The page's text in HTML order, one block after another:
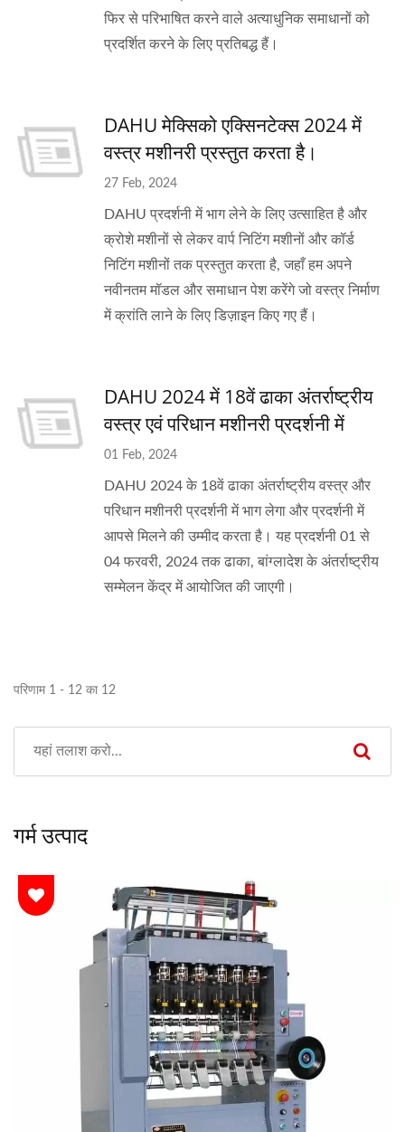
फिर से परिभाषित करने वाले अत्याधुनिक समाधानों को
प्रदर्शित करने के लिए प्रतिबद्ध हैं।
DAHU मेक्सिको एक्सिनटेक्स 2024 में
वस्त्र मशीनरी प्रस्तुत करता है।
27 Feb, 2024
DAHU प्रदर्शनी में भाग लेने के लिए उत्साहित है और
क्रोशे मशीनों से लेकर वार्प निटिंग मशीनों और कॉर्ड
निटिंग मशीनों तक प्रस्तुत करता है, जहाँ हम अपने
नवीनतम मॉडल और समाधान पेश करेंगे जो वस्त्र निर्माण
में क्रांति लाने के लिए डिज़ाइन किए गए हैं।
DAHU 2024 में 18वें ढाका अंतर्राष्ट्रीय
वस्त्र एवं परिधान मशीनरी प्रदर्शनी में
01 Feb, 2024
DAHU 2024 के 18वें ढाका अंतर्राष्ट्रीय वस्त्र और
परिधान मशीनरी प्रदर्शनी में भाग लेगा और प्रदर्शनी में
आपसे मिलने की उम्मीद करता है। यह प्रदर्शनी 01 से
04 फरवरी, 2024 तक ढाका, बांग्लादेश के अंतर्राष्ट्रीय
सम्मेलन केंद्र में आयोजित की जाएगी।
परिणाम 1 - 12 का 12
गर्म उत्पाद